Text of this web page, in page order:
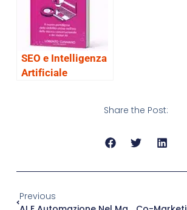
SEO e Intelligenza
Artificiale
Share the Post:
Previous